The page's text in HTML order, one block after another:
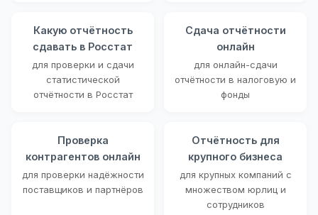
Какую отчётность
сдавать в Росстат
для проверки и сдачи
статистической
отчётности в Росстат
Сдача отчётности
онлайн
для онлайн-сдачи
отчётности в налоговую и
фонды
Проверка
контрагентов онлайн
для проверки надёжности
поставщиков и партнёров
Отчётность для
крупного бизнеса
для крупных компаний с
множеством юрлиц и
сотрудников